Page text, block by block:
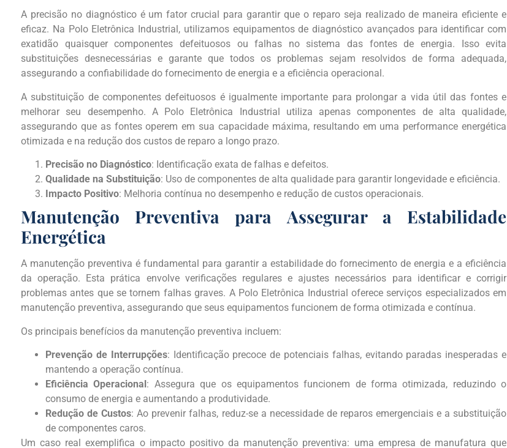
A precisão no diagnóstico é um fator crucial para garantir que o reparo seja realizado de maneira eficiente e
eficaz. Na Polo Eletrônica Industrial, utilizamos equipamentos de diagnóstico avançados para identificar com
exatidão quaisquer componentes defeituosos ou falhas no sistema das fontes de energia. Isso evita
substituições desnecessárias e garante que todos os problemas sejam resolvidos de forma adequada,
assegurando a confiabilidade do fornecimento de energia e a eficiência operacional.
A substituição de componentes defeituosos é igualmente importante para prolongar a vida útil das fontes e
melhorar seu desempenho. A Polo Eletrônica Industrial utiliza apenas componentes de alta qualidade,
assegurando que as fontes operem em sua capacidade máxima, resultando em uma performance energética
otimizada e na redução dos custos de reparo a longo prazo.
Precisão no Diagnóstico: Identificação exata de falhas e defeitos.
Qualidade na Substituição: Uso de componentes de alta qualidade para garantir longevidade e eficiência.
Impacto Positivo: Melhoria contínua no desempenho e redução de custos operacionais.
Manutenção Preventiva para Assegurar a Estabilidade
Energética
A manutenção preventiva é fundamental para garantir a estabilidade do fornecimento de energia e a eficiência
da operação. Esta prática envolve verificações regulares e ajustes necessários para identificar e corrigir
problemas antes que se tornem falhas graves. A Polo Eletrônica Industrial oferece serviços especializados em
manutenção preventiva, assegurando que seus equipamentos funcionem de forma otimizada e contínua.
Os principais benefícios da manutenção preventiva incluem:
Prevenção de Interrupções: Identificação precoce de potenciais falhas, evitando paradas inesperadas e
mantendo a operação contínua.
Eficiência Operacional: Assegura que os equipamentos funcionem de forma otimizada, reduzindo o
consumo de energia e aumentando a produtividade.
Redução de Custos: Ao prevenir falhas, reduz-se a necessidade de reparos emergenciais e a substituição
de componentes caros.
Um caso real exemplifica o impacto positivo da manutenção preventiva: uma empresa de manufatura que